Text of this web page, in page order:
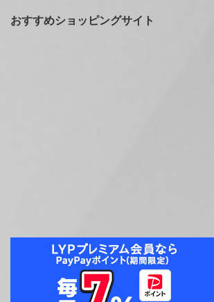
おすすめショッピングサイト